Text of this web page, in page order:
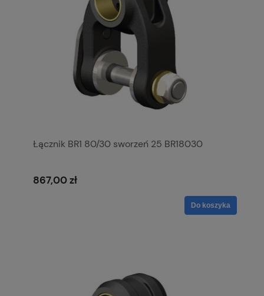
Łącznik BR1 80/30 sworzeń 25 BR18030
867,00 zł
Do koszyka